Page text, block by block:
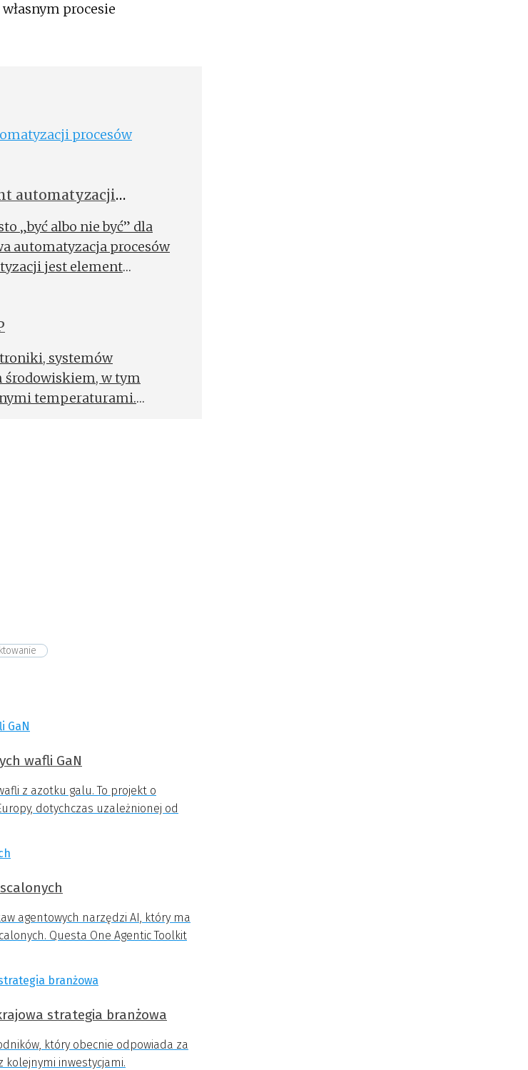
procesie
automatyzacji
„być albo nie być” dla
automatyzacja procesów
jest element
systemów
środowiskiem, w tym
temperaturami.
wafli GaN
z azotku galu. To projekt o
dotychczas uzależnionej od
agentowych narzędzi AI, który ma
Questa One Agentic Toolkit
strategia branżowa
który obecnie odpowiada za
kolejnymi inwestycjami.